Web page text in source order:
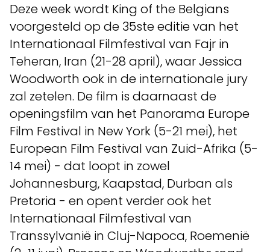
Deze week wordt King of the Belgians
voorgesteld op de 35ste editie van het
Internationaal Filmfestival van Fajr in
Teheran, Iran (21-28 april), waar Jessica
Woodworth ook in de internationale jury
zal zetelen. De film is daarnaast de
openingsfilm van het Panorama Europe
Film Festival in New York (5-21 mei), het
European Film Festival van Zuid-Afrika (5-
14 mei) - dat loopt in zowel
Johannesburg, Kaapstad, Durban als
Pretoria - en opent verder ook het
Internationaal Filmfestival van
Transsylvanië in Cluj-Napoca, Roemenië